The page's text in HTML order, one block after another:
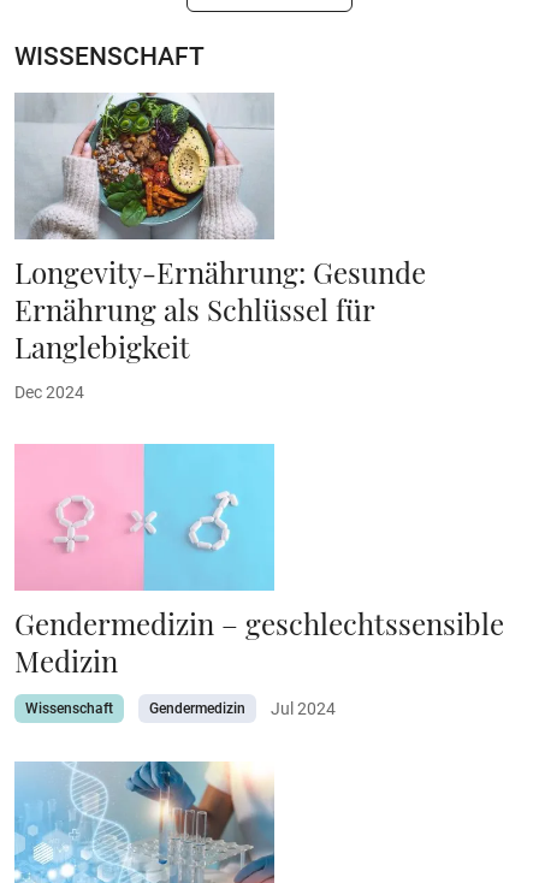
WISSENSCHAFT
Longevity-Ernährung: Gesunde
Ernährung als Schlüssel für
Langlebigkeit
Dec 2024
Gendermedizin – geschlechtssensible
Medizin
Wissenschaft Gendermedizin Jul 2024